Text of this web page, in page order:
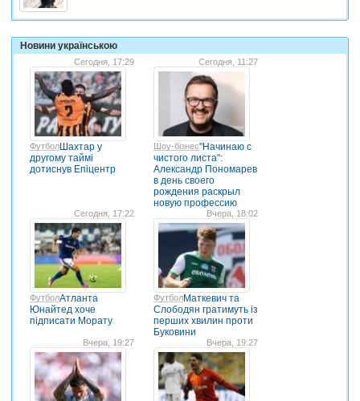
Новини українською
Сегодня, 17:29
ФутболШахтар у
другому таймі
дотиснув Епіцентр
Сегодня, 11:27
Шоу-бізнес"Начинаю с
чистого листа":
Александр Пономарев
в день своего
рождения раскрыл
новую профессию
Сегодня, 17:22
ФутболАтланта
Юнайтед хоче
підписати Морату
Вчера, 18:02
ФутболМаткевич та
Слободян гратимуть із
перших хвилин проти
Буковини
Вчера, 19:27 Вчера, 19:27